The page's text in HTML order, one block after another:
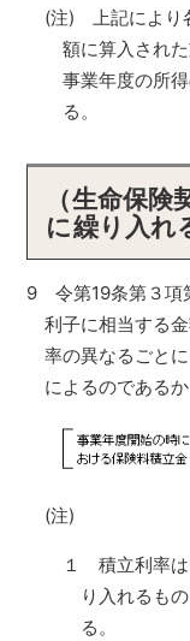
(注) 上記により
額に算入され
事業年度の所
る。
（生命保
に繰り入れ
9 令第19条第３項
利子に相当する
率の異なるごと
によるのであるか
(注)
１ 積立利率は
り入れるも
る。